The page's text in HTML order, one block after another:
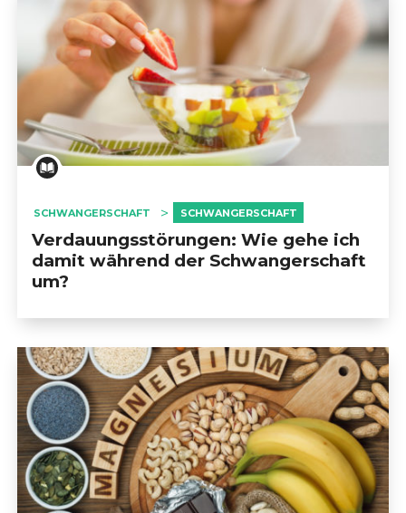
                            STILLEN
                            DAS LEBEN MIT BABY
                            DIE UMGEBUNG DES BABY
                            DIE WIEDERAUFNAHME EINER ARBEIT
                            IMPFUNG
                            SÜCHTE
                            WEITERE INFORMATIONEN
SCHWANGERSCHAFT SCHWANGERSCHAFT
Verdauungsstörungen: Wie gehe ich
damit während der Schwangerschaft
um?